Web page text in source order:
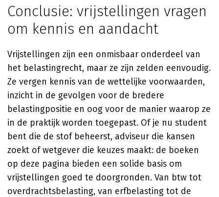
Conclusie: vrijstellingen vragen
om kennis en aandacht
Vrijstellingen zijn een onmisbaar onderdeel van
het belastingrecht, maar ze zijn zelden eenvoudig.
Ze vergen kennis van de wettelijke voorwaarden,
inzicht in de gevolgen voor de bredere
belastingpositie en oog voor de manier waarop ze
in de praktijk worden toegepast. Of je nu student
bent die de stof beheerst, adviseur die kansen
zoekt of wetgever die keuzes maakt: de boeken
op deze pagina bieden een solide basis om
vrijstellingen goed te doorgronden. Van btw tot
overdrachtsbelasting, van erfbelasting tot de